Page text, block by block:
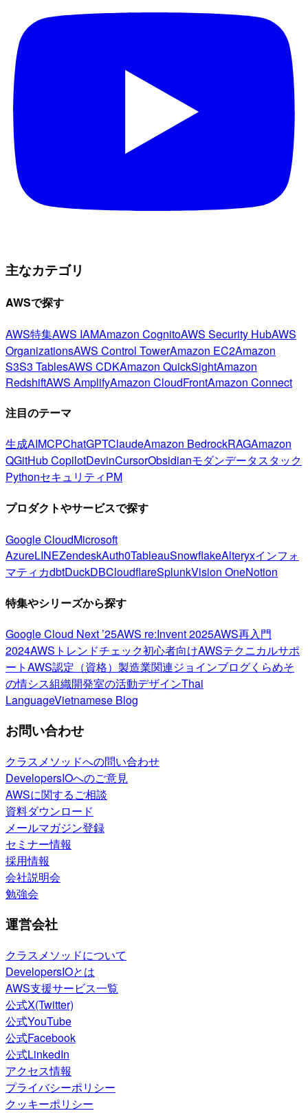
主なカテゴリ
AWSで探す
AWS特集AWS IAMAmazon CognitoAWS Security HubAWS
OrganizationsAWS Control TowerAmazon EC2Amazon
S3S3 TablesAWS CDKAmazon QuickSightAmazon
RedshiftAWS AmplifyAmazon CloudFrontAmazon Connect
注目のテーマ
生成AIMCPChatGPTClaudeAmazon BedrockRAGAmazon
QGitHub CopilotDevinCursorObsidianモダンデータスタック
PythonセキュリティPM
プロダクトやサービスで探す
Google CloudMicrosoft
AzureLINEZendeskAuth0TableauSnowflakeAlteryxインフォ
マティカdbtDuckDBCloudflareSplunkVision OneNotion
特集やシリーズから探す
Google Cloud Next ’25AWS re:Invent 2025AWS再入門
2024AWSトレンドチェック初心者向けAWSテクニカルサポ
ートAWS認定（資格） 製造業関連ジョインブログくらめそ
の情シス組織開発室の活動デザインThai
LanguageVietnamese Blog
お問い合わせ
クラスメソッドへの問い合わせ
DevelopersIOへのご意見
AWSに関するご相談
資料ダウンロード
メールマガジン登録
セミナー情報
採用情報
会社説明会
勉強会
運営会社
クラスメソッドについて
DevelopersIOとは
AWS支援サービス一覧
公式X(Twitter)
公式YouTube
公式Facebook
公式LinkedIn
アクセス情報
プライバシーポリシー
クッキーポリシー